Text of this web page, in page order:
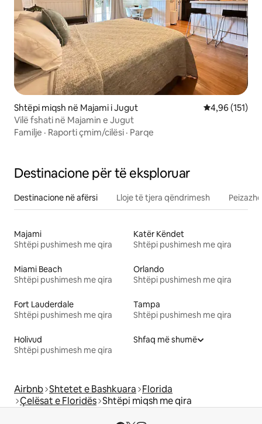
Shtëpi miqsh në Majami i Jugut Vlerësimi
4,96 (151)
Vilë fshati në Majamin e Jugut
Familje · Raporti çmim/cilësi · Parqe
Destinacione për të eksploruar
Destinacione në afërsi Lloje të tjera qëndrimesh
Majami
Shtëpi pushimesh me qira
Katër Këndet
Shtëpi pushimesh me qira
Miami Beach
Shtëpi pushimesh me qira
Orlando
Shtëpi pushimesh me qira
Fort Lauderdale
Shtëpi pushimesh me qira
Tampa
Shtëpi pushimesh me qira
Holivud
Shtëpi pushimesh me qira
Shfaq më shumë
Airbnb Shtetet e Bashkuara Florida
Çelësat e Floridës Shtëpi miqsh me qira